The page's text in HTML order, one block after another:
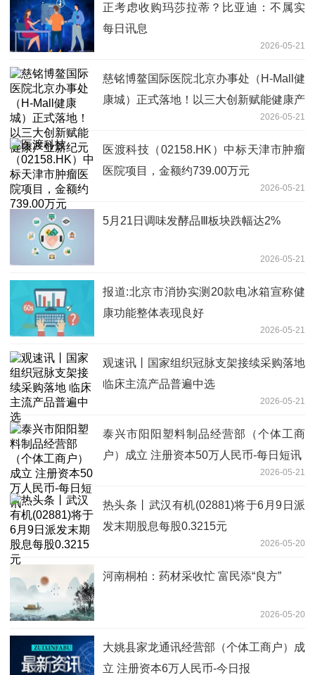
正考虑收购玛莎拉蒂？比亚迪：不属实
每日讯息
2026-05-21
慈铭博鳌国际医院北京办事处（H-Mall健
康城）正式落地！以三大创新赋能健康产
2026-05-21
医渡科技（02158.HK）中标天津市肿瘤
医院项目，金额约739.00万元
2026-05-21
5月21日调味发酵品Ⅲ板块跌幅达2%
2026-05-21
报道:北京市消协实测20款电冰箱宣称健
康功能整体表现良好
2026-05-21
观速讯丨国家组织冠脉支架接续采购落地
临床主流产品普遍中选
2026-05-21
泰兴市阳阳塑料制品经营部（个体工商
户）成立 注册资本50万人民币-每日短讯
2026-05-21
热头条丨武汉有机(02881)将于6月9日派
发末期股息每股0.3215元
2026-05-20
河南桐柏：药材采收忙 富民添“良方”
2026-05-20
大姚县家龙通讯经营部（个体工商户）成
立 注册资本6万人民币-今日报